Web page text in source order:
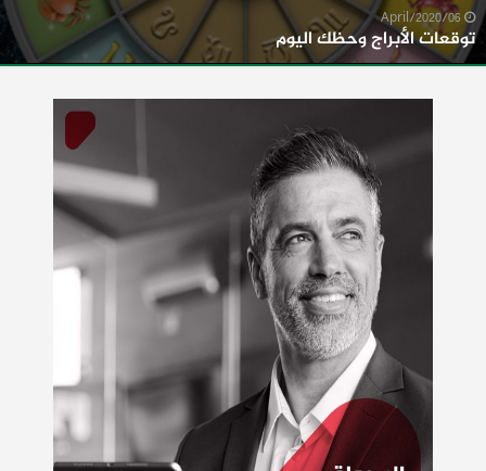
توقعات الأبراج وحظك اليوم